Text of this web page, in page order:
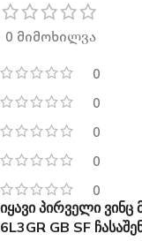
0 მიმოხილვა
0
0
0
0
0
იყავი პირველი ვინც
6L3GR GB SF